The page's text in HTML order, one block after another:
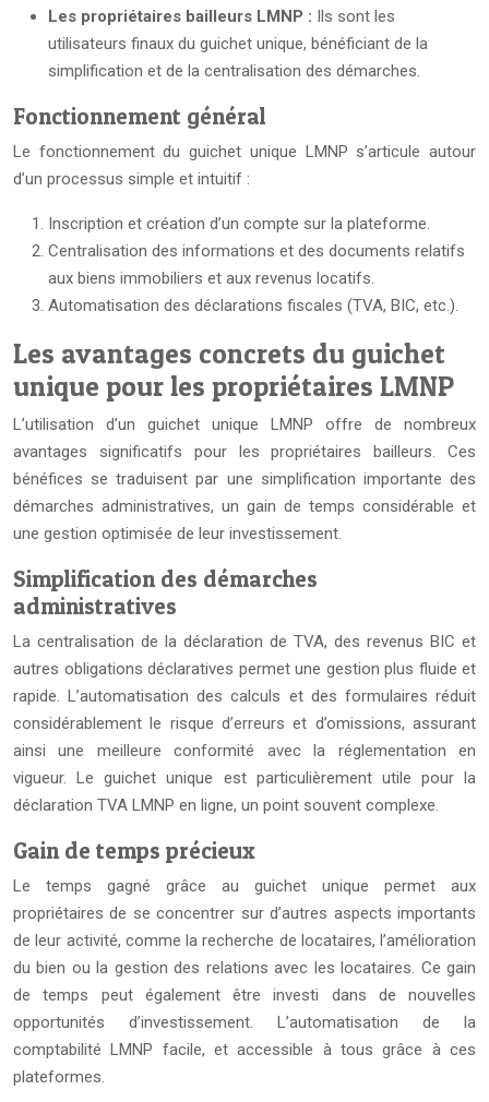
Les propriétaires bailleurs LMNP : Ils sont les
utilisateurs finaux du guichet unique, bénéficiant de la
simplification et de la centralisation des démarches.
Fonctionnement général
Le fonctionnement du guichet unique LMNP s’articule autour
d’un processus simple et intuitif :
Inscription et création d’un compte sur la plateforme.
Centralisation des informations et des documents relatifs
aux biens immobiliers et aux revenus locatifs.
Automatisation des déclarations fiscales (TVA, BIC, etc.).
Les avantages concrets du guichet
unique pour les propriétaires LMNP
L’utilisation d’un guichet unique LMNP offre de nombreux
avantages significatifs pour les propriétaires bailleurs. Ces
bénéfices se traduisent par une simplification importante des
démarches administratives, un gain de temps considérable et
une gestion optimisée de leur investissement.
Simplification des démarches
administratives
La centralisation de la déclaration de TVA, des revenus BIC et
autres obligations déclaratives permet une gestion plus fluide et
rapide. L’automatisation des calculs et des formulaires réduit
considérablement le risque d’erreurs et d’omissions, assurant
ainsi une meilleure conformité avec la réglementation en
vigueur. Le guichet unique est particulièrement utile pour la
déclaration TVA LMNP en ligne, un point souvent complexe.
Gain de temps précieux
Le temps gagné grâce au guichet unique permet aux
propriétaires de se concentrer sur d’autres aspects importants
de leur activité, comme la recherche de locataires, l’amélioration
du bien ou la gestion des relations avec les locataires. Ce gain
de temps peut également être investi dans de nouvelles
opportunités d’investissement. L’automatisation de la
comptabilité LMNP facile, et accessible à tous grâce à ces
plateformes.